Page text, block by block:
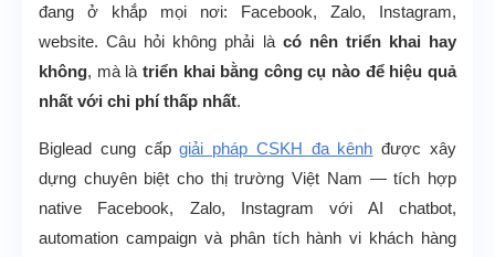
đang ở khắp mọi nơi: Facebook, Zalo, Instagram,
website. Câu hỏi không phải là có nên triển khai hay
không, mà là triển khai bằng công cụ nào để hiệu quả
nhất với chi phí thấp nhất.
Biglead cung cấp giải pháp CSKH đa kênh được xây
dựng chuyên biệt cho thị trường Việt Nam — tích hợp
native Facebook, Zalo, Instagram với AI chatbot,
automation campaign và phân tích hành vi khách hàng